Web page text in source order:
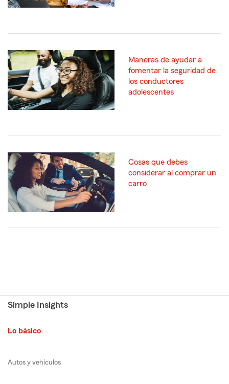
Maneras de ayudar a
fomentar la seguridad de
los conductores
adolescentes
Cosas que debes
considerar al comprar un
carro
Simple Insights
Lo básico
Autos y vehículos